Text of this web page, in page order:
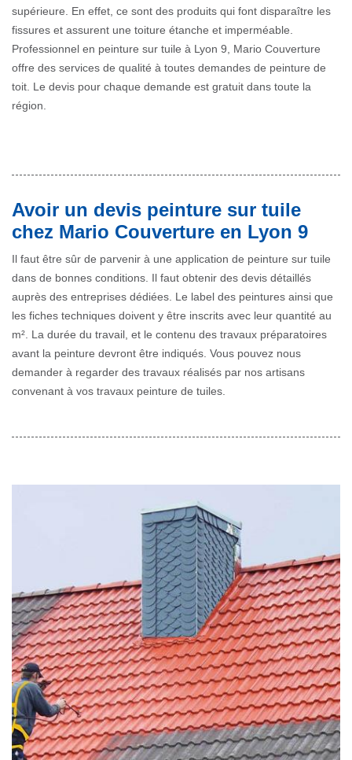
supérieure. En effet, ce sont des produits qui font disparaître les
fissures et assurent une toiture étanche et imperméable.
Professionnel en peinture sur tuile à Lyon 9, Mario Couverture
offre des services de qualité à toutes demandes de peinture de
toit. Le devis pour chaque demande est gratuit dans toute la
région.
Avoir un devis peinture sur tuile
chez Mario Couverture en Lyon 9
Il faut être sûr de parvenir à une application de peinture sur tuile
dans de bonnes conditions. Il faut obtenir des devis détaillés
auprès des entreprises dédiées. Le label des peintures ainsi que
les fiches techniques doivent y être inscrits avec leur quantité au
m². La durée du travail, et le contenu des travaux préparatoires
avant la peinture devront être indiqués. Vous pouvez nous
demander à regarder des travaux réalisés par nos artisans
convenant à vos travaux peinture de tuiles.